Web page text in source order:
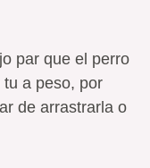
par que el perro
a peso, por
de arrastrarla o